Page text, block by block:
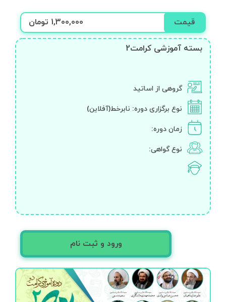
قیمت 1,300,000 تومان
بسته آموزشی کرامت2
گروهی از اساتید
نوع برگزاری دوره: نابرخط(آفلاین)
زمان دوره:
نوع گواهی:
ورود و ثبت نام